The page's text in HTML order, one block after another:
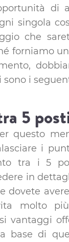
di
singola
che
forniamo
i
5
questo
i
tra i 5
in
dovete
molto più
vantaggi
base di